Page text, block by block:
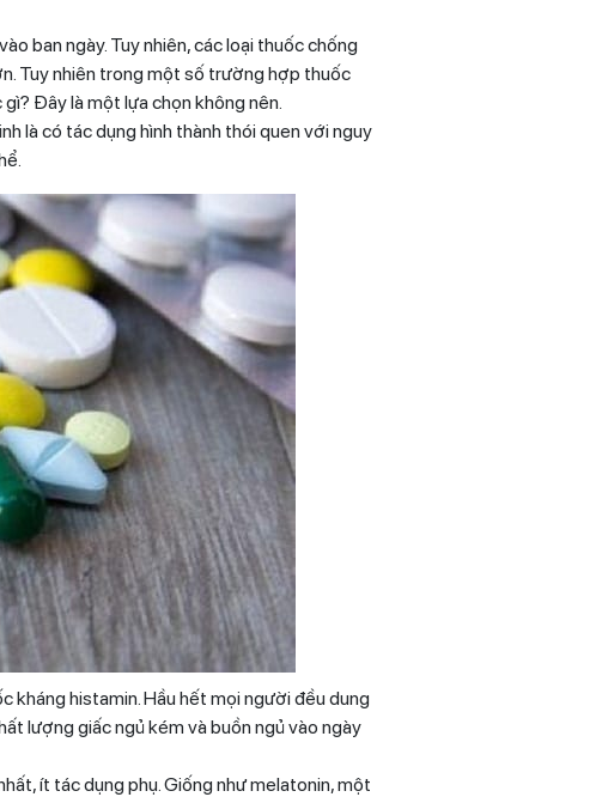
ban ngày. Tuy nhiên, các loại thuốc chống
Tuy nhiên trong một số trường hợp thuốc
Đây là một lựa chọn không nên.
là có tác dụng hình thành thói quen với nguy
kháng histamin. Hầu hết mọi người đều dung
lượng giấc ngủ kém và buồn ngủ vào ngày
ít tác dụng phụ. Giống như melatonin, một